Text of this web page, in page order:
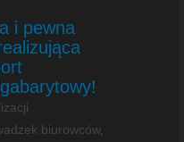
i pewna
biurowców,